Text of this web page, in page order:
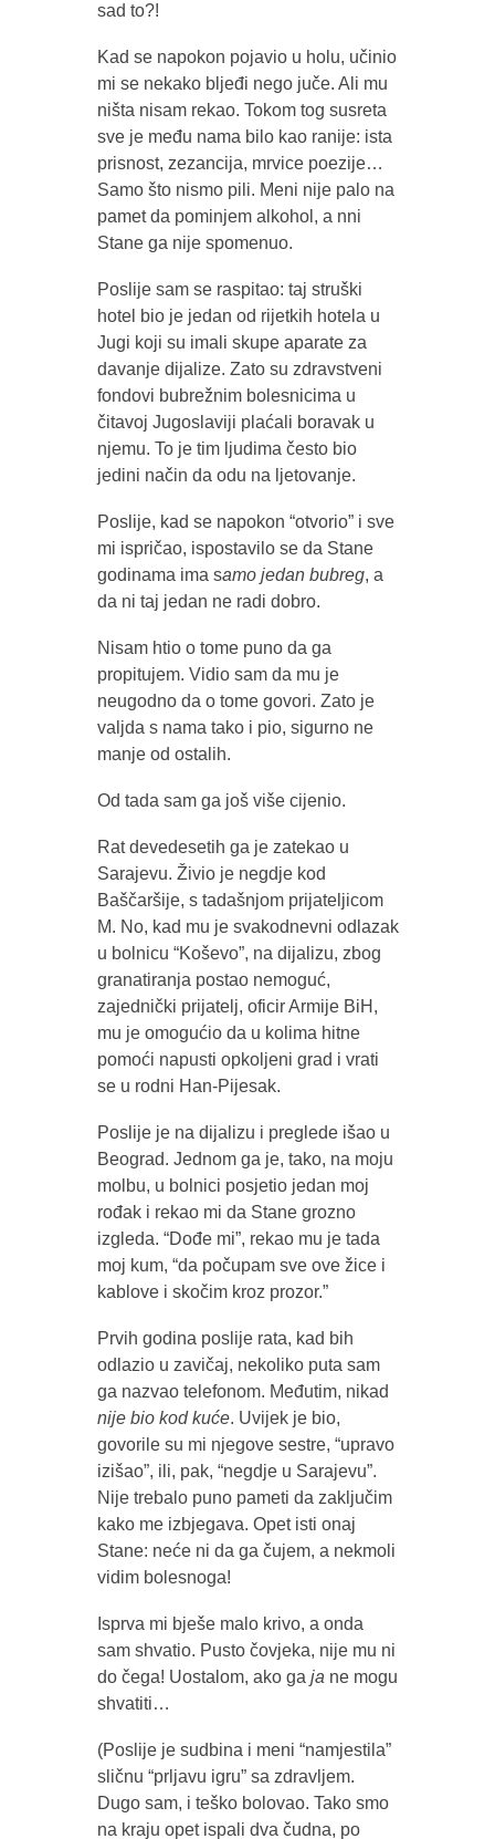
sad to?!
Kad se napokon pojavio u holu, učinio
mi se nekako bljeđi nego juče. Ali mu
ništa nisam rekao. Tokom tog susreta
sve je među nama bilo kao ranije: ista
prisnost, zezancija, mrvice poezije…
Samo što nismo pili. Meni nije palo na
pamet da pominjem alkohol, a nni
Stane ga nije spomenuo.
Poslije sam se raspitao: taj struški
hotel bio je jedan od rijetkih hotela u
Jugi koji su imali skupe aparate za
davanje dijalize. Zato su zdravstveni
fondovi bubrežnim bolesnicima u
čitavoj Jugoslaviji plaćali boravak u
njemu. To je tim ljudima često bio
jedini način da odu na ljetovanje.
Poslije, kad se napokon “otvorio” i sve
mi ispričao, ispostavilo se da Stane
godinama ima samo jedan bubreg, a
da ni taj jedan ne radi dobro.
Nisam htio o tome puno da ga
propitujem. Vidio sam da mu je
neugodno da o tome govori. Zato je
valjda s nama tako i pio, sigurno ne
manje od ostalih.
Od tada sam ga još više cijenio.
Rat devedesetih ga je zatekao u
Sarajevu. Živio je negdje kod
Baščaršije, s tadašnjom prijateljicom
M. No, kad mu je svakodnevni odlazak
u bolnicu “Koševo”, na dijalizu, zbog
granatiranja postao nemoguć,
zajednički prijatelj, oficir Armije BiH,
mu je omogućio da u kolima hitne
pomoći napusti opkoljeni grad i vrati
se u rodni Han-Pijesak.
Poslije je na dijalizu i preglede išao u
Beograd. Jednom ga je, tako, na moju
molbu, u bolnici posjetio jedan moj
rođak i rekao mi da Stane grozno
izgleda. “Dođe mi”, rekao mu je tada
moj kum, “da počupam sve ove žice i
kablove i skočim kroz prozor.”
Prvih godina poslije rata, kad bih
odlazio u zavičaj, nekoliko puta sam
ga nazvao telefonom. Međutim, nikad
nije bio kod kuće. Uvijek je bio,
govorile su mi njegove sestre, “upravo
izišao”, ili, pak, “negdje u Sarajevu”.
Nije trebalo puno pameti da zaključim
kako me izbjegava. Opet isti onaj
Stane: neće ni da ga čujem, a nekmoli
vidim bolesnoga!
Isprva mi bješe malo krivo, a onda
sam shvatio. Pusto čovjeka, nije mu ni
do čega! Uostalom, ako ga ja ne mogu
shvatiti…
(Poslije je sudbina i meni “namjestila”
sličnu “prljavu igru” sa zdravljem.
Dugo sam, i teško bolovao. Tako smo
na kraju opet ispali dva čudna, po